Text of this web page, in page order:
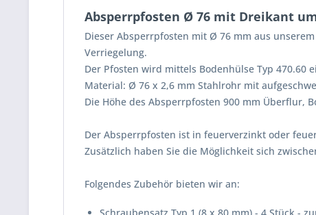
Absperrpfosten Ø 76 mit Dreikant
Dieser Absperrpfosten mit Ø 76 mm aus
Verriegelung.
Der Pfosten wird mittels Bodenhülse Typ 470.60
Material: Ø 76 x 2,6 mm Stahlrohr mit
Die Höhe des Absperrpfosten 900 mm Überflur,
Der Absperrpfosten ist in feuerverzinkt oder
Zusätzlich haben Sie die Möglichkeit sich
Folgendes Zubehör bieten wir an: